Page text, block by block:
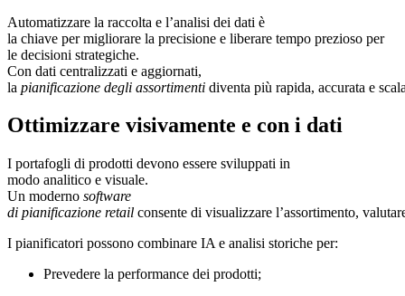
Automatizzare la raccolta e l’analisi dei dati è
la chiave per migliorare la precisione e liberare tempo prezioso per
le decisioni strategiche.
Con dati centralizzati e aggiornati,
la pianificazione degli assortimenti diventa più rapida, accurata e
Ottimizzare visivamente e con i dati
I portafogli di prodotti devono essere sviluppati in
modo analitico e visuale.
Un moderno software
di pianificazione retail consente di visualizzare l’assortimento,
I pianificatori possono combinare IA e analisi storiche per:
Prevedere la performance dei prodotti;